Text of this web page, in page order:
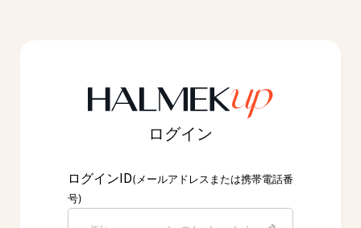
ログイン
ログインID(メールアドレスまたは携帯電話番
号)